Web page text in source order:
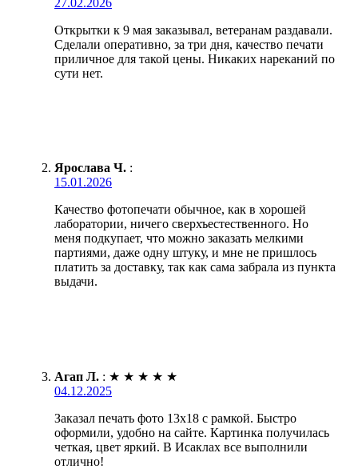
Открытки к 9 мая заказывал, ветеранам раздавали.
Сделали оперативно, за три дня, качество печати
приличное для такой цены. Никаких нареканий по
сути нет.
Ярослава Ч. :
15.01.2026
Качество фотопечати обычное, как в хорошей
лаборатории, ничего сверхъестественного. Но
меня подкупает, что можно заказать мелкими
партиями, даже одну штуку, и мне не пришлось
платить за доставку, так как сама забрала из пункта
выдачи.
Агап Л. : ★ ★ ★ ★ ★
04.12.2025
Заказал печать фото 13х18 с рамкой. Быстро
оформили, удобно на сайте. Картинка получилась
четкая, цвет яркий. В Исаклах все выполнили
отлично!